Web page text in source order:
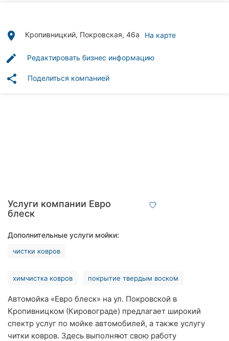
рубрики
Тернополь
Хмельницкий
Одесса
Харьков
place Кропивницкий, Покровская, 46а На карте
edit Редактировать бизнес информацию
share Поделиться компанией
Услуги компании Евро
блеск
Дополнительные услуги мойки:
чистки ковров
химчистка ковров покрытие твердым воском
Автомойка «Евро блеск» на ул. Покровской в
Кропивницком (Кировограде) предлагает широкий
спектр услуг по мойке автомобилей, а также услугу
читки ковров. Здесь выполняют свою работу